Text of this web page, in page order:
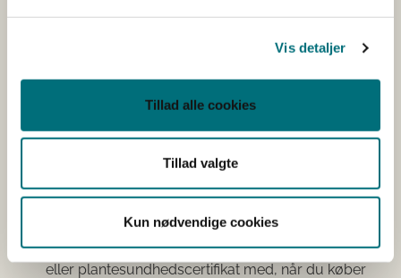
Vis detaljer
Tillad alle cookies
Tillad valgte
Kun nødvendige cookies
Også frø skal have et plantesundhedscertifikat, hvis de
købes i et ikke-EU-land. Frø kan nemlig ligesom planter
true danske afgrøder. Køber du frø fra en forhandler via
en webbutik inden for EU, behøver du kun plantepas på
visse arter, herunder tomat, peberfrugt, løg, porre, ært
Hvad kan du selv gøre?
Vær opmærksom på, om der følger et plantepas
eller plantesundhedscertifikat med, når du køber